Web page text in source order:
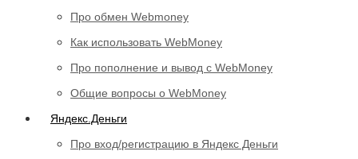
Про обмен Webmoney
Как использовать WebMoney
Про пополнение и вывод с WebMoney
Общие вопросы о WebMoney
Яндекс.Деньги
Про вход/регистрацию в Яндекс Деньги